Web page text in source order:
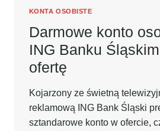
KONTA OSOBISTE
Darmowe konto
ING Banku
ofertę
Kojarzony ze świetną
reklamową ING Bank Śląski
sztandarowe konto w ofercie,